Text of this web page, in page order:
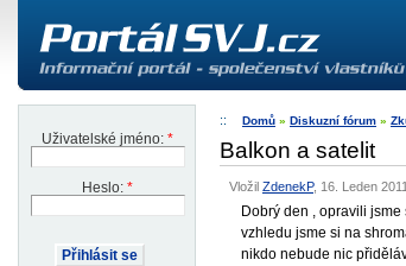
Uživatelské jméno: *
Heslo: *
Domů » Diskuzní fórum »
Balkon a satelit
Vložil ZdenekP, 16. Leden
Dobrý den , opravili
vzhledu jsme si na
nikdo nebude nic